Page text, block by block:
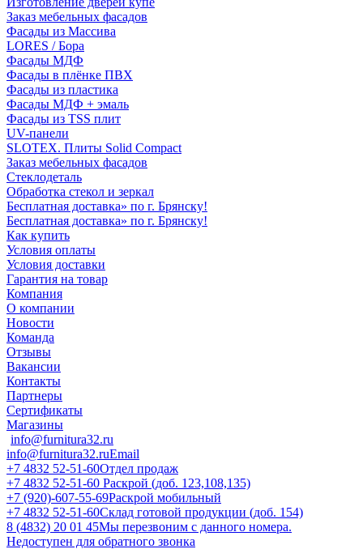
Заказ мебельных фасадов
Фасады из Массива
LORES / Бора
Фасады МДФ
Фасады в плёнке ПВХ
Фасады из пластика
Фасады МДФ + эмаль
Фасады из TSS плит
UV-панели
SLOTEX. Плиты Solid Compact
Заказ мебельных фасадов
Стеклодеталь
Обработка стекол и зеркал
Бесплатная доставка» по г. Брянску!
Бесплатная доставка» по г. Брянску!
Как купить
Условия оплаты
Условия доставки
Гарантия на товар
Компания
О компании
Новости
Команда
Отзывы
Вакансии
Контакты
Партнеры
Сертификаты
Магазины
info@furnitura32.ru
info@furnitura32.ruEmail
+7 4832 52-51-60Отдел продаж
+7 4832 52-51-60 Раскрой (доб. 123,108,135)
+7 (920)-607-55-69Раскрой мобильный
+7 4832 52-51-60Склад готовой продукции (доб. 154)
8 (4832) 20 01 45Мы перезвоним с данного номера.
Недоступен для обратного звонка